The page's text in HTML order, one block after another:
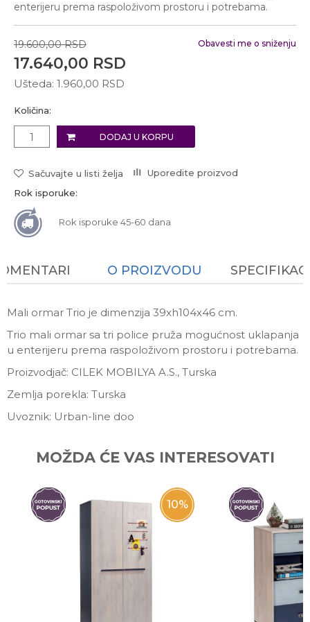
enterijeru prema raspoloživom prostoru i potrebama.
19.600,00 RSD
17.640,00 RSD
Ušteda: 1.960,00 RSD
Obavesti me o sniženju
Količina:
DODAJ U KORPU
Sačuvajte u listi želja
Uporedite proizvod
Rok isporuke:
Rok isporuke 45-60 dana
O PROIZVODU
Mali ormar Trio je dimenzija 39xh104x46 cm.
Trio mali ormar sa tri police pruža mogućnost uklapanja
u enterijeru prema raspoloživom prostoru i potrebama.
Proizvodjač: CILEK MOBILYA A.S., Turska
Zemlja porekla: Turska
Uvoznik: Urban-line doo
Email
MOŽDA ĆE VAS INTERESOVATI
10%